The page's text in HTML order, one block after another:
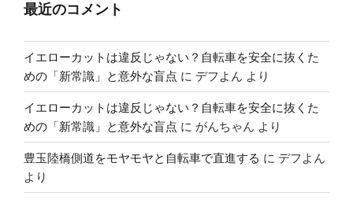
最近のコメント
イエローカットは違反じゃない？自転車を安全に抜くた
めの「新常識」と意外な盲点 に デフよん より
イエローカットは違反じゃない？自転車を安全に抜くた
めの「新常識」と意外な盲点 に がんちゃん より
豊玉陸橋側道をモヤモヤと自転車で直進する に デフよん
より